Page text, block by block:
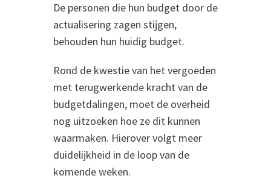
De personen die hun budget door de
actualisering zagen stijgen,
behouden hun huidig budget.
Rond de kwestie van het vergoeden
met terugwerkende kracht van de
budgetdalingen, moet de overheid
nog uitzoeken hoe ze dit kunnen
waarmaken. Hierover volgt meer
duidelijkheid in de loop van de
komende weken.